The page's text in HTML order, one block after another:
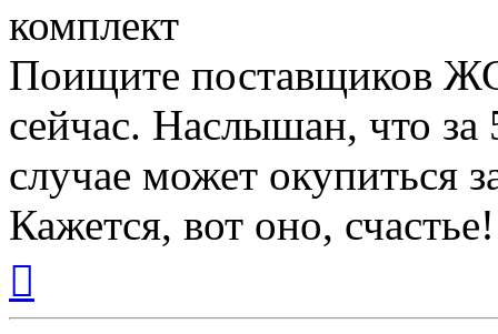
комплект
Поищите поставщиков
сейчас. Наслышан, что
случае может окупиться
Кажется, вот оно,
началу